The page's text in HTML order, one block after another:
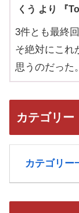
くう より 『
3件とも最終
そ絶対にこれ
思うのだっ
カテゴリー
カテゴリ